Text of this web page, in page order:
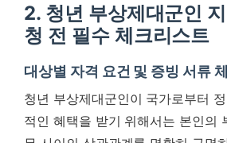
2. 청년 부상제대군인
청 전 필수 체크리스트
대상별 자격 요건 및 증빙 서류
청년 부상제대군인이 국가로부터
적인 혜택을 받기 위해서는 본인의